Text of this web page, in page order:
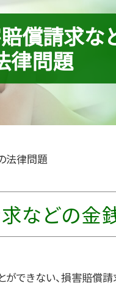
償請求な
律問題
法律問題
などの金
できない、損害賠償